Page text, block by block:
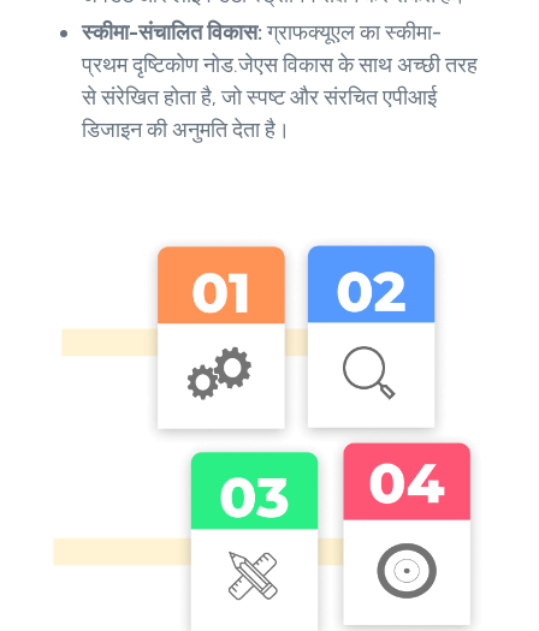
स्कीमा-संचालित विकास:ग्राफक्यूएल का स्कीमा-
प्रथम दृष्टिकोण नोड.जेएस विकास के साथ अच्छी तरह
से संरेखित होता है, जो स्पष्ट और संरचित एपीआई
डिजाइन की अनुमति देता है।